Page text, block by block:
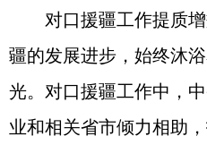
对口援疆工作提质增
疆的发展进步，始终沐
光。对口援疆工作中，
业和相关省市倾力相助